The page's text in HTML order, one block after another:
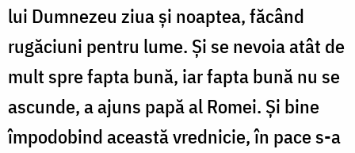
lui Dumnezeu ziua și noaptea, făcând
rugăciuni pentru lume. Și se nevoia atât de
mult spre fapta bună, iar fapta bună nu se
ascunde, a ajuns papă al Romei. Și bine
împodobind această vrednicie, în pace s-a